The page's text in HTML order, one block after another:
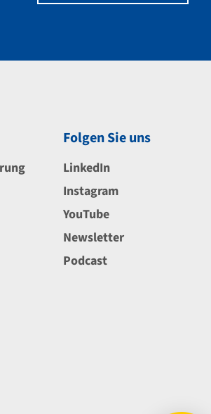
Folgen Sie uns
LinkedIn
Instagram
YouTube
Newsletter
Podcast